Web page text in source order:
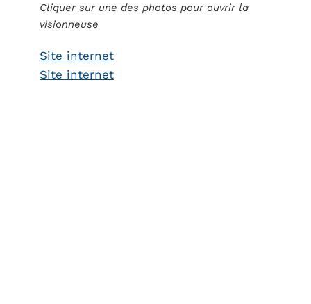
Cliquer sur une des photos pour ouvrir la
visionneuse
Site internet
Site internet